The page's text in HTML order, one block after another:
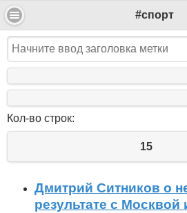
#спорт
Кол-во строк:
15
Дмитрий Ситников о
результате с Москвой